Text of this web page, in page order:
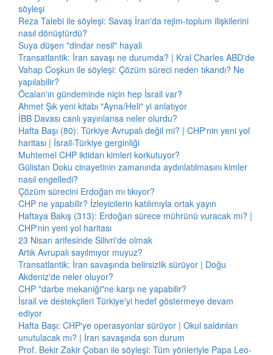
söyleşi
Reza Talebi ile söyleşi: Savaş İran'da rejim-toplum ilişkilerini
nasıl dönüştürdü?
Suya düşen "dindar nesil" hayali
Transatlantik: İran savaşı ne durumda? | Kral Charles ABD'de
Vahap Coşkun ile söyleşi: Çözüm süreci neden tıkandı? Ne
yapılabilir?
Öcalan'ın gündeminde niçin hep İsrail var?
Ahmet Şık yeni kitabı "Ayna/Heli" yi anlatıyor
İBB Davası canlı yayınlansa neler olurdu?
Hafta Başı (80): Türkiye Avrupalı değil mi? | CHP'nin yeni yol
haritası | İsrail-Türkiye gerginliği
Muhtemel CHP iktidarı kimleri korkutuyor?
Gülistan Doku cinayetinin zamanında aydınlatılmasını kimler
nasıl engelledi?
Çözüm sürecini Erdoğan mı tıkıyor?
CHP ne yapabilir? İzleyicilerin katılımıyla ortak yayın
Haftaya Bakış (313): Erdoğan sürece mührünü vuracak mı? |
CHP'nin yeni yol haritası
23 Nisan arifesinde Silivri'de olmak
Artık Avrupalı sayılmıyor muyuz?
Transatlantik: İran savaşında belirsizlik sürüyor | Doğu
Akdeniz'de neler oluyor?
CHP "darbe mekaniği"ne karşı ne yapabilir?
İsrail ve destekçileri Türkiye'yi hedef göstermeye devam
ediyor
Hafta Başı: CHP'ye operasyonlar sürüyor | Okul saldırıları
unutulacak mı? | İran savaşında son durum
Prof. Bekir Zakir Çoban ile söyleşi: Tüm yönleriyle Papa Leo-